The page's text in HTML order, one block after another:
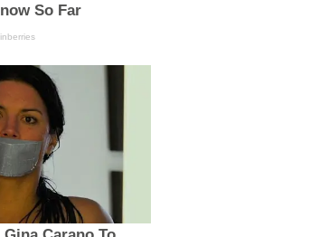
So Far